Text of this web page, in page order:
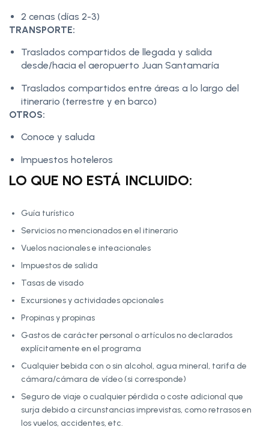
2 cenas (días 2-3)
TRANSPORTE:
Traslados compartidos de llegada y salida
desde/hacia el aeropuerto Juan Santamaría
Traslados compartidos entre áreas a lo largo del
itinerario (terrestre y en barco)
OTROS:
Conoce y saluda
Impuestos hoteleros
LO QUE NO ESTÁ INCLUIDO:
Guía turístico
Servicios no mencionados en el itinerario
Vuelos nacionales e inteacionales
Impuestos de salida
Tasas de visado
Excursiones y actividades opcionales
Propinas y propinas
Gastos de carácter personal o artículos no declarados
explícitamente en el programa
Cualquier bebida con o sin alcohol, agua mineral, tarifa de
cámara/cámara de vídeo (si corresponde)
Seguro de viaje o cualquier pérdida o coste adicional que
surja debido a circunstancias imprevistas, como retrasos en
los vuelos, accidentes, etc.